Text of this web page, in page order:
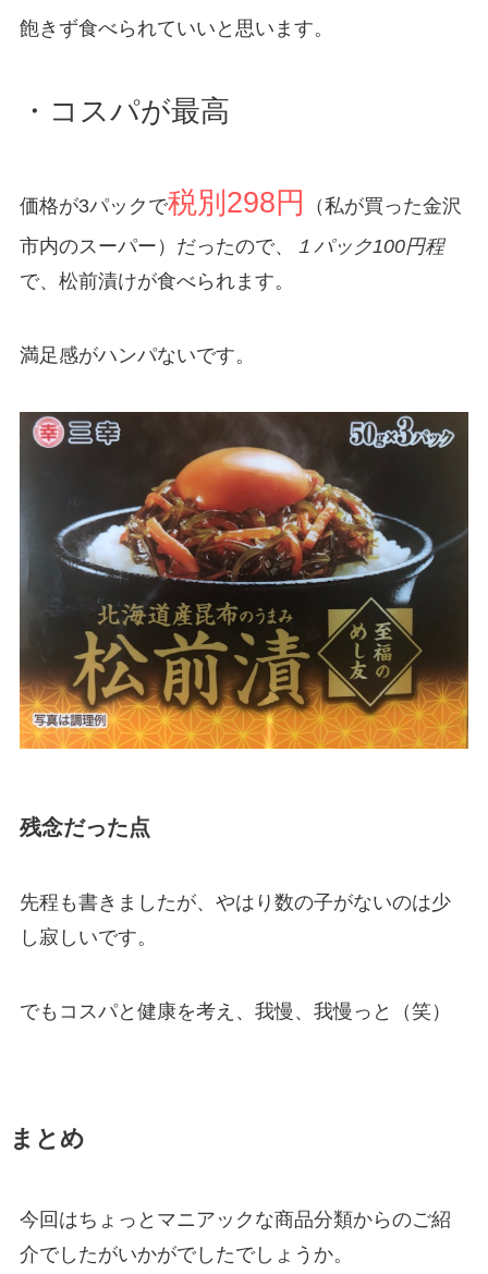
飽きず食べられていいと思います。
・コスパが最高
価格が3パックで税別298円
（私が買った金沢
市内のスーパー）だったので、
１パック100円程
で、松前漬けが食べられます。
満足感がハンパないです。
残念だった点
先程も書きましたが、やはり数の子がないのは少
し寂しいです。
でもコスパと健康を考え、我慢、我慢っと（笑）
まとめ
今回はちょっとマニアックな商品分類からのご紹
介でしたがいかがでしたでしょうか。